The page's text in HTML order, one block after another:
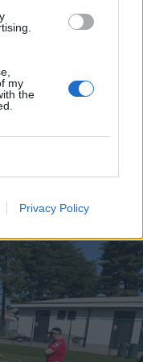
my
the
Privacy Policy
gialla
fino alla